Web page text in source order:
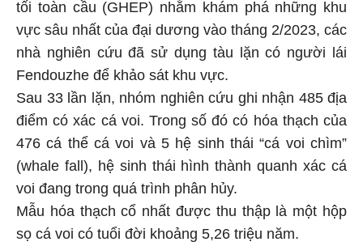
tối toàn cầu (GHEP) nhằm khám phá những khu
vực sâu nhất của đại dương vào tháng 2/2023, các
nhà nghiên cứu đã sử dụng tàu lặn có người lái
Fendouzhe để khảo sát khu vực.
Sau 33 lần lặn, nhóm nghiên cứu ghi nhận 485 địa
điểm có xác cá voi. Trong số đó có hóa thạch của
476 cá thể cá voi và 5 hệ sinh thái “cá voi chìm”
(whale fall), hệ sinh thái hình thành quanh xác cá
voi đang trong quá trình phân hủy.
Mẫu hóa thạch cổ nhất được thu thập là một hộp
sọ cá voi có tuổi đời khoảng 5,26 triệu năm.